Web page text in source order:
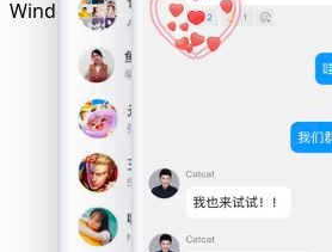
Windows y todas las redes.